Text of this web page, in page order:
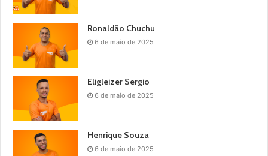
Ronaldão Chuchu
6 de maio de 2025
Eligleizer Sergio
6 de maio de 2025
Henrique Souza
6 de maio de 2025